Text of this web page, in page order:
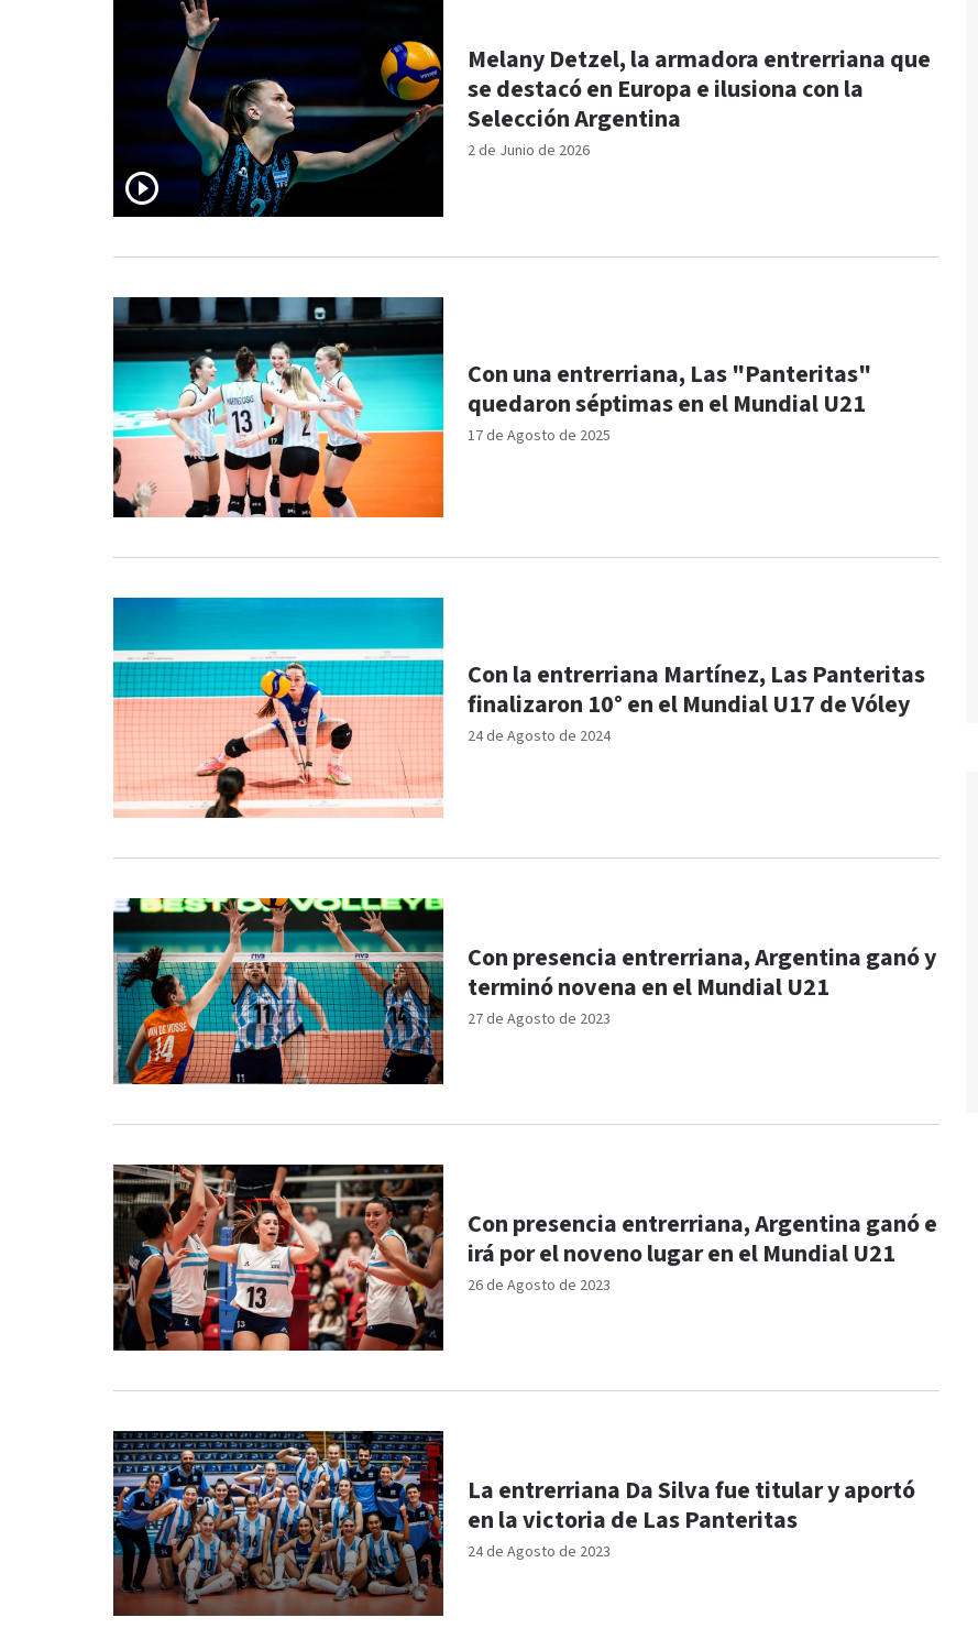
2 de Junio de 2026
Melany Detzel, la armadora entrerriana que
se destacó en Europa e ilusiona con la
Selección Argentina
17 de Agosto de 2025
Con una entrerriana, Las "Panteritas"
quedaron séptimas en el Mundial U21
24 de Agosto de 2024
Con la entrerriana Martínez, Las Panteritas
finalizaron 10° en el Mundial U17 de Vóley
27 de Agosto de 2023
Con presencia entrerriana, Argentina ganó y
terminó novena en el Mundial U21
26 de Agosto de 2023
Con presencia entrerriana, Argentina ganó e
irá por el noveno lugar en el Mundial U21
24 de Agosto de 2023
La entrerriana Da Silva fue titular y aportó
en la victoria de Las Panteritas